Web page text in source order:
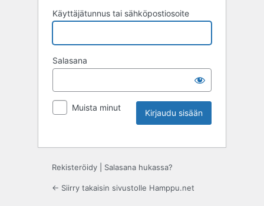
Käyttäjätunnus tai sähköpostiosoite
Salasana
Muista minut
Rekisteröidy Salasana hukassa?
← Siirry takaisin sivustolle Hamppu.net